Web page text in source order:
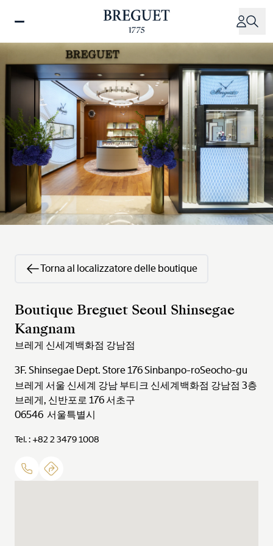
principale
Torna al localizzatore delle boutique
Boutique Breguet Seoul Shinsegae
Kangnam
브레게 신세계백화점 강남점
3F. Shinsegae Dept. Store 176 Sinbanpo-roSeocho-gu
브레게 서울 신세계 강남 부티크 신세계백화점 강남점 3층
브레게, 신반포로 176 서초구
06546 서울특별시
Tel. : +82 2 3479 1008